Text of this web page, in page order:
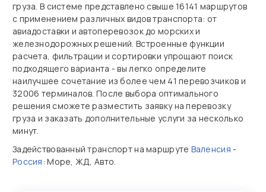
груза. В системе представлено свыше 16141 маршрутов
с применением различных видов транспорта: от
авиадоставки и автоперевозок до морских и
железнодорожных решений. Встроенные функции
расчета, фильтрации и сортировки упрощают поиск
подходящего варианта - вы легко определите
наилучшее сочетание из более чем 41 перевозчиков и
32006 терминалов. После выбора оптимального
решения сможете разместить заявку на перевозку
груза и заказать дополнительные услуги за несколько
минут.
Задействованный транспорт на маршруте Валенсия -
Россия: Море, ЖД, Авто.